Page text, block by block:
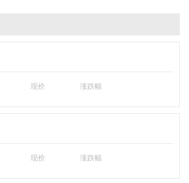
现价 涨跌幅
现价 涨跌幅